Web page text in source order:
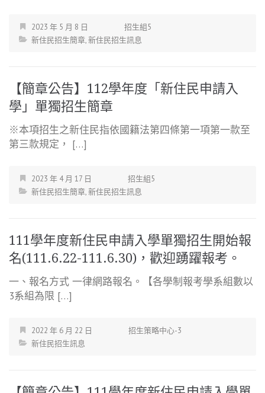
2023 年 5 月 8 日
招生組5
新住民招生簡章,新住民招生訊息
【簡章公告】112學年度「新住民申請入
學」單獨招生簡章
※本項招生之新住民指依國籍法第四條第一項第一款至
第三款規定， […]
2023 年 4 月 17 日
招生組5
新住民招生簡章,新住民招生訊息
111學年度新住民申請入學單獨招生開始報
名(111.6.22-111.6.30)，歡迎踴躍報考。
一、報名方式 一律網路報名。【各學制報考學系組數以
3系組為限 […]
2022 年 6 月 22 日
招生策略中心-3
新住民招生訊息